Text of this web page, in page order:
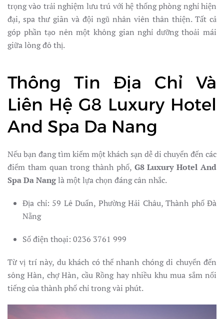
trọng vào trải nghiệm lưu trú với hệ thống phòng nghỉ hiện
đại, spa thư giãn và đội ngũ nhân viên thân thiện. Tất cả
góp phần tạo nên một không gian nghỉ dưỡng thoải mái
giữa lòng đô thị.
Thông Tin Địa Chỉ Và
Liên Hệ G8 Luxury Hotel
And Spa Da Nang
Nếu bạn đang tìm kiếm một khách sạn dễ di chuyển đến các
điểm tham quan trong thành phố, G8 Luxury Hotel And
Spa Da Nanglà một lựa chọn đáng cân nhắc.
Địa chỉ: 59 Lê Duẩn, Phường Hải Châu, Thành phố Đà
Nẵng
Số điện thoại: 0236 3761 999
Từ vị trí này, du khách có thể nhanh chóng di chuyển đến
sông Hàn, chợ Hàn, cầu Rồng hay nhiều khu mua sắm nổi
tiếng của thành phố chỉ trong vài phút.